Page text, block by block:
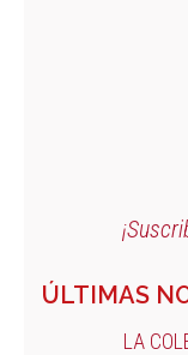
ÚLTIMAS
LA